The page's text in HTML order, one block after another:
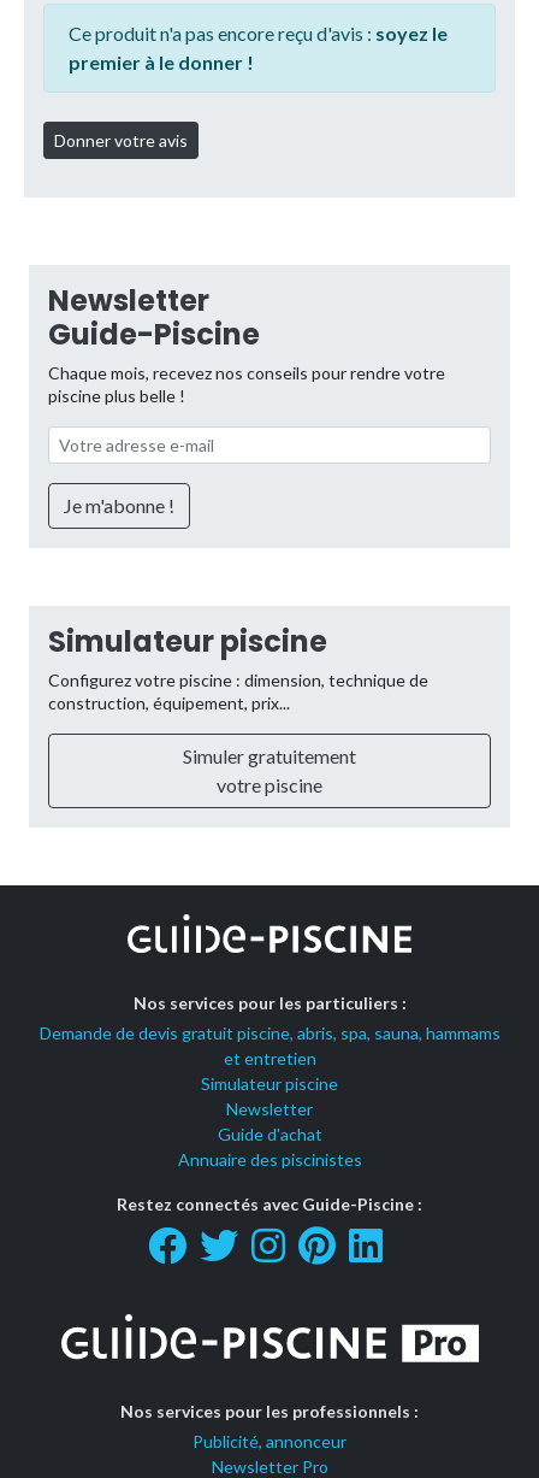
Ce produit n'a pas encore reçu d'avis : soyez le
premier à le donner !
Newsletter
Guide-Piscine
Chaque mois, recevez nos conseils pour rendre votre
piscine plus belle !
Simulateur piscine
Configurez votre piscine : dimension, technique de
construction, équipement, prix...
Simuler gratuitement
votre piscine
Nos services pour les particuliers :
Demande de devis gratuit piscine, abris, spa, sauna, hammams
et entretien
Simulateur piscine
Newsletter
Guide d'achat
Annuaire des piscinistes
Restez connectés avec Guide-Piscine :
Nos services pour les professionnels :
Publicité, annonceur
Newsletter Pro